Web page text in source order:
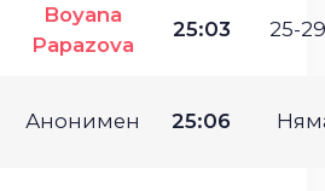
Boyana
Papazova
25:03 25-
Анонимен 25:06